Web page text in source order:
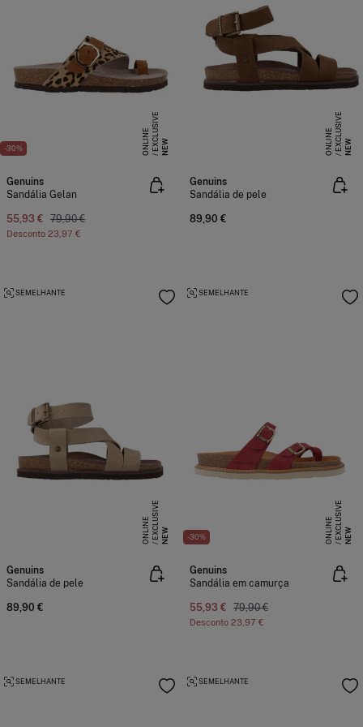
-30% NEW
E
X
C
L
US
I
V
E
O
N
L
I
N
E
Genuins
Sandália Gelan
55,93 € 79,90 €
Desconto 23,97 €
NEW
E
X
C
L
US
I
V
E
O
N
L
I
N
E
Genuins
Sandália de pele
89,90 €
NEW
E
X
C
L
US
I
V
E
O
N
L
I
N
E
SEMELHANTE
Genuins
Sandália de pele
89,90 €
-30% NEW
E
X
C
L
US
I
V
E
O
N
L
I
N
E
SEMELHANTE
Genuins
Sandália em camurça
55,93 € 79,90 €
Desconto 23,97 €
SEMELHANTE SEMELHANTE